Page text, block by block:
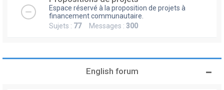
Espace réservé à la proposition de projets à
financement communautaire.
Sujets : 77Messages : 300
English forum